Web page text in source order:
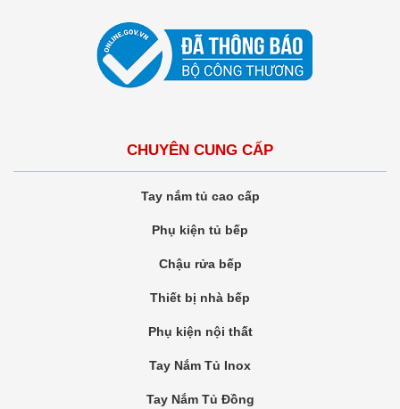
CHUYÊN CUNG CẤP
Tay nắm tủ cao cấp
Phụ kiện tủ bếp
Chậu rửa bếp
Thiết bị nhà bếp
Phụ kiện nội thất
Tay Nắm Tủ Inox
Tay Nắm Tủ Đồng